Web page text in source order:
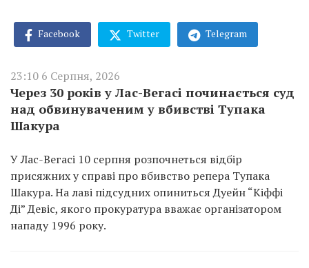
Facebook Twitter Telegram
23:10 6 Серпня, 2026
Через 30 років у Лас-Вегасі починається суд
над обвинуваченим у вбивстві Тупака
Шакура
У Лас-Вегасі 10 серпня розпочнеться відбір
присяжних у справі про вбивство репера Тупака
Шакура. На лаві підсудних опиниться Дуейн “Кіффі
Ді” Девіс, якого прокуратура вважає організатором
нападу 1996 року.